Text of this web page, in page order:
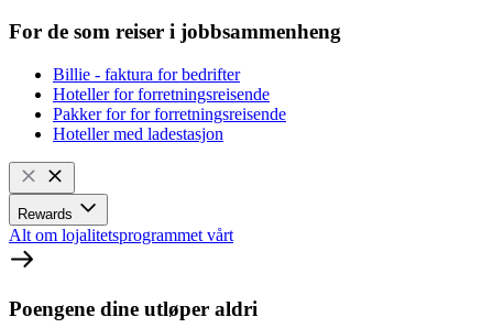
For de som reiser i jobbsammenheng
Billie - faktura for bedrifter
Hoteller for forretningsreisende
Pakker for for forretningsreisende
Hoteller med ladestasjon
Rewards
Alt om lojalitetsprogrammet vårt
Poengene dine utløper aldri